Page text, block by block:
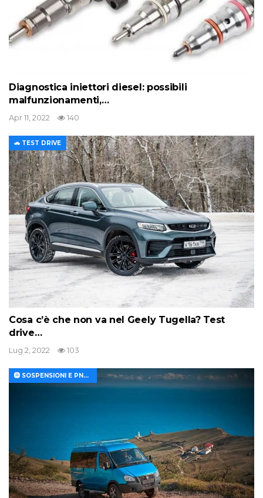
Diagnostica iniettori diesel: possibili
malfunzionamenti,…
Apr 11, 2022 140
🚗 TEST DRIVE
Cosa c’è che non va nel Geely Tugella? Test
drive…
Lug 2, 2022 103
🛞 SOSPENSIONI E PNEUMATICI